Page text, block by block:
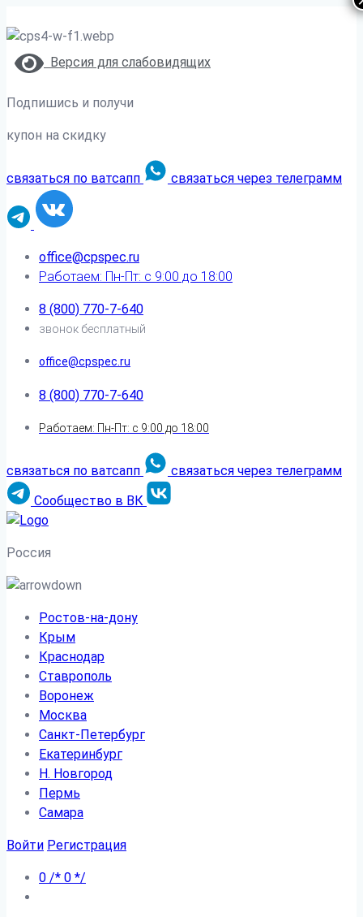
Версия для слабовидящих
Подпишись и получи
купон на скидку
связаться по ватсапп связаться через телеграмм
office@cpspec.ru
Работаем: Пн-Пт: с 9:00 до 18:00
8 (800) 770-7-640
звонок бесплатный
office@cpspec.ru
8 (800) 770-7-640
Работаем: Пн-Пт: с 9:00 до 18:00
связаться по ватсапп
связаться через телеграмм
Сообщество в ВК
Россия
Ростов-на-дону
Крым
Краснодар
Ставрополь
Воронеж
Москва
Санкт-Петербург
Екатеринбург
Н. Новгород
Пермь
Самара
Войти Регистрация
0 /* 0 */